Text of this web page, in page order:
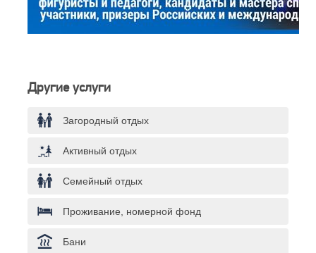
Другие услуги
Загородный отдых
Активный отдых
Семейный отдых
Проживание, номерной фонд
Бани